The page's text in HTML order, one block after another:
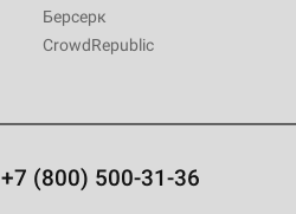
Берсерк
CrowdRepublic
+7 (800) 500-31-36